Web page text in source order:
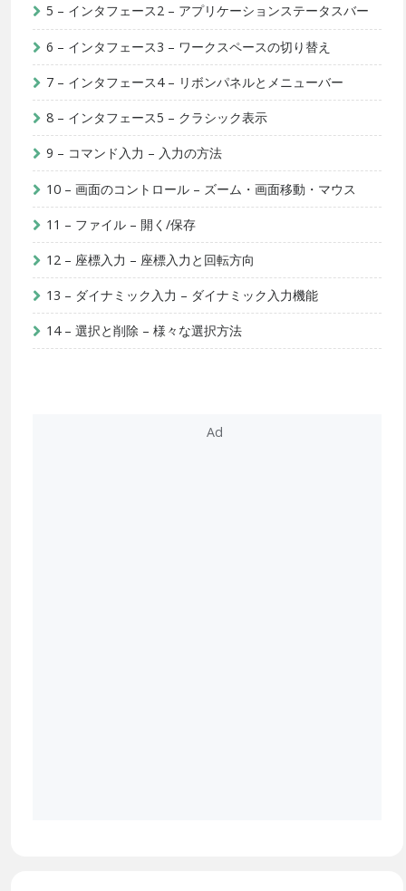
5 – インタフェース2 – アプリケーションステータスバー
6 – インタフェース3 – ワークスペースの切り替え
7 – インタフェース4 – リボンパネルとメニューバー
8 – インタフェース5 – クラシック表示
9 – コマンド入力 – 入力の方法
10 – 画面のコントロール – ズーム・画面移動・マウス
11 – ファイル – 開く/保存
12 – 座標入力 – 座標入力と回転方向
13 – ダイナミック入力 – ダイナミック入力機能
14 – 選択と削除 – 様々な選択方法